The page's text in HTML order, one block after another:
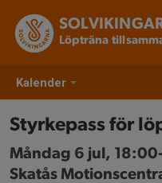
Kalender
Löpträna
Styrkepass för
Måndag 6 jul,
Skatås